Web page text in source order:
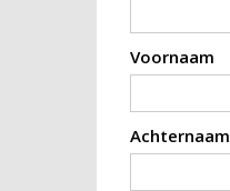
Voornaam
Achternaam